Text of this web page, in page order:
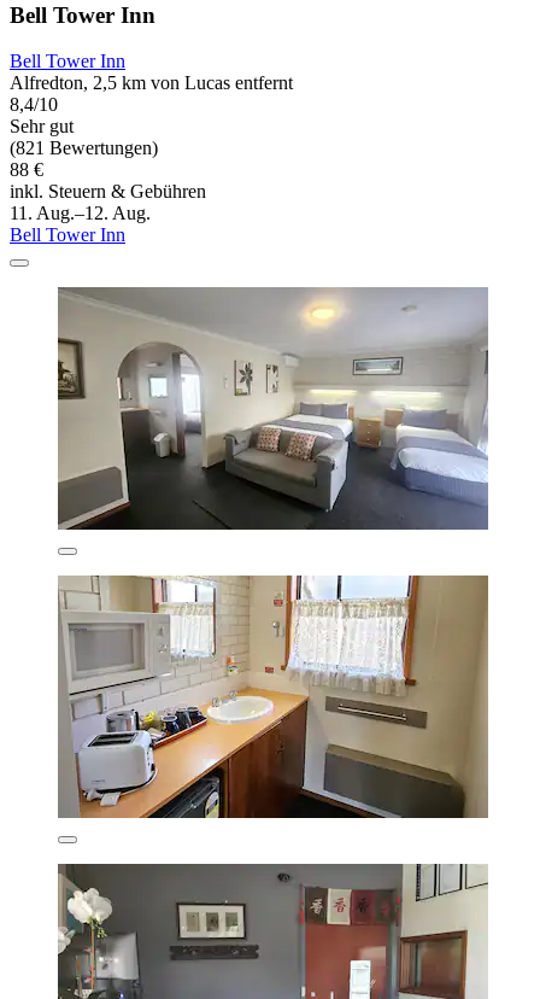
Bell Tower Inn
Bell Tower Inn
Alfredton, 2,5 km von Lucas entfernt
8,4/10
Sehr gut
(821 Bewertungen)
88 €
inkl. Steuern & Gebühren
11. Aug.–12. Aug.
Bell Tower Inn